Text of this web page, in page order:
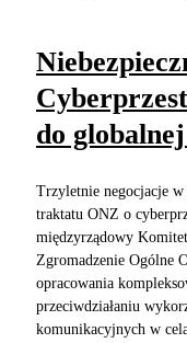
do
Trzyletnie negocjacje
traktatu ONZ o
międzyrządowy
Zgromadzenie Ogólne
opracowania
przeciwdziałaniu
komunikacyjnych w